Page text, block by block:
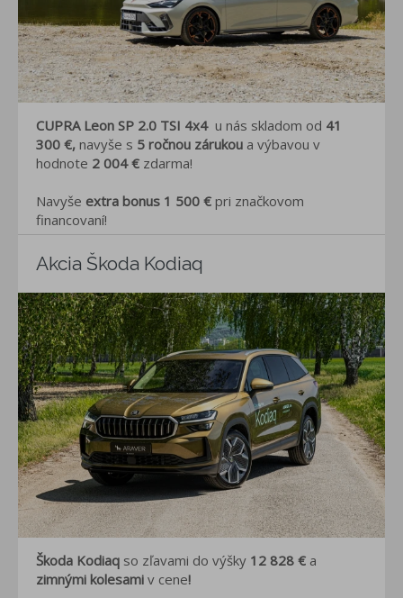
CUPRA Leon SP 2.0 TSI 4x4 u nás skladom od 41
300 €, navyše s 5 ročnou zárukou a výbavou v
hodnote 2 004 € zdarma!
Navyše extra bonus 1 500 € pri značkovom
financovaní!
Akcia Škoda Kodiaq
Škoda Kodiaq so zľavami do výšky 12 828 € a
zimnými kolesami v cene!